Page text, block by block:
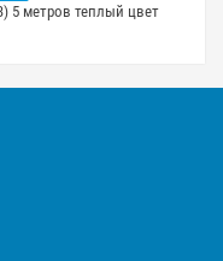
5 метров теплый цвет